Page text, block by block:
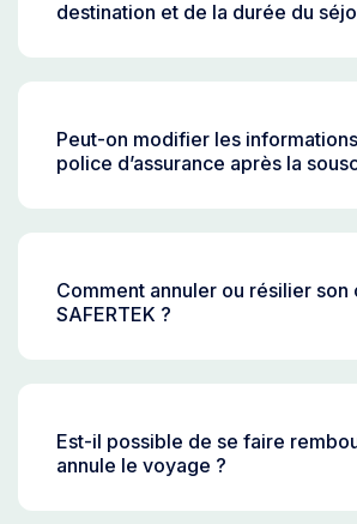
destination et de la durée du
Peut-on modifier les
police d’assurance après la
Comment annuler ou résilier son
SAFERTEK ?
Est-il possible de se faire
annule le voyage ?